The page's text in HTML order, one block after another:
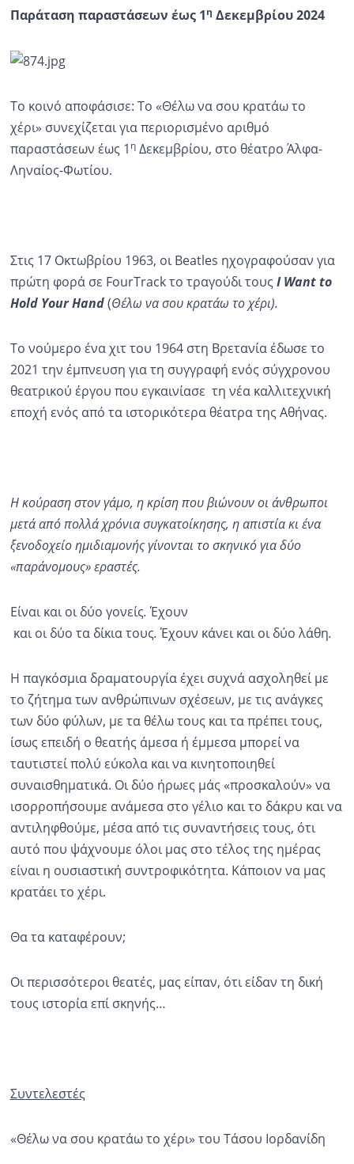
Παράταση παραστάσεων έως 1η Δεκεμβρίου 2024
Το κοινό αποφάσισε: Το «Θέλω να σου κρατάω το
χέρι» συνεχίζεται για περιορισμένο αριθμό
παραστάσεων έως 1 ηΔεκεμβρίου, στο θέατρο Άλφα-
Ληναίος-Φωτίου.
Στις 17 Οκτωβρίου 1963, οι Beatles ηχογραφούσαν για
πρώτη φορά σε FourTrack το τραγούδι τουςI Want to
Hold Your Hand(Θέλω να σου κρατάω το χέρι).
Το νούμερο ένα χιτ του 1964 στη Βρετανία έδωσε το
2021 την έμπνευση για τη συγγραφή ενός σύγχρονου
θεατρικού έργου που εγκαινίασε τη νέα καλλιτεχνική
εποχή ενός από τα ιστορικότερα θέατρα της Αθήνας.
Η κούραση στον γάμο, η κρίση που βιώνουν οι άνθρωποι
μετά από πολλά χρόνια συγκατοίκησης, η απιστία κι ένα
ξενοδοχείο ημιδιαμονής γίνονται το σκηνικό για δύο
«παράνομους» εραστές.
Είναι και οι δύο γονείς.Έχουν
και οι δύο τα δίκια τους.Έχουν κάνει και οι δύο λάθη.
Η παγκόσμια δραματουργία έχει συχνά ασχοληθεί με
το ζήτημα των ανθρώπινων σχέσεων, με τις ανάγκες
των δύο φύλων, με τα θέλω τους και τα πρέπει τους,
ίσως επειδή ο θεατής άμεσα ή έμμεσα μπορεί να
ταυτιστεί πολύ εύκολα και να κινητοποιηθεί
συναισθηματικά. Οι δύο ήρωες μάς «προσκαλούν» να
ισορροπήσουμε ανάμεσα στο γέλιο και το δάκρυ και να
αντιληφθούμε, μέσα από τις συναντήσεις τους, ότι
αυτό που ψάχνουμε όλοι μας στο τέλος της ημέρας
είναι η ουσιαστική συντροφικότητα. Κάποιον να μας
κρατάει το χέρι.
Θα τα καταφέρουν;
Οι περισσότεροι θεατές, μας είπαν, ότι είδαν τη δική
τους ιστορία επί σκηνής…
Συντελεστές
«Θέλω να σου κρατάω το χέρι» του Τάσου Ιορδανίδη